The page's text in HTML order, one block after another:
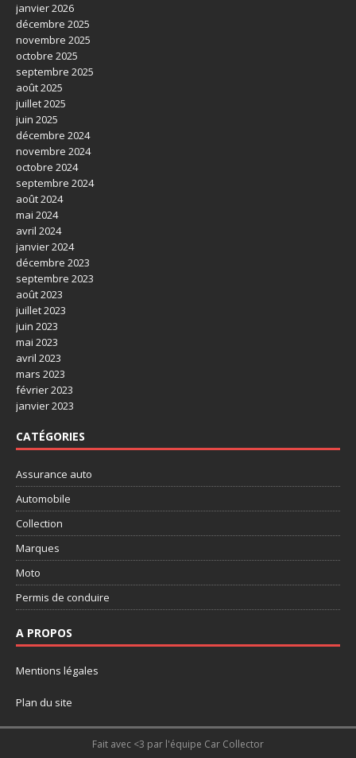
janvier 2026
décembre 2025
novembre 2025
octobre 2025
septembre 2025
août 2025
juillet 2025
juin 2025
décembre 2024
novembre 2024
octobre 2024
septembre 2024
août 2024
mai 2024
avril 2024
janvier 2024
décembre 2023
septembre 2023
août 2023
juillet 2023
juin 2023
mai 2023
avril 2023
mars 2023
février 2023
janvier 2023
CATÉGORIES
Assurance auto
Automobile
Collection
Marques
Moto
Permis de conduire
A PROPOS
Mentions légales
Plan du site
Fait avec <3 par l'équipe Car Collector